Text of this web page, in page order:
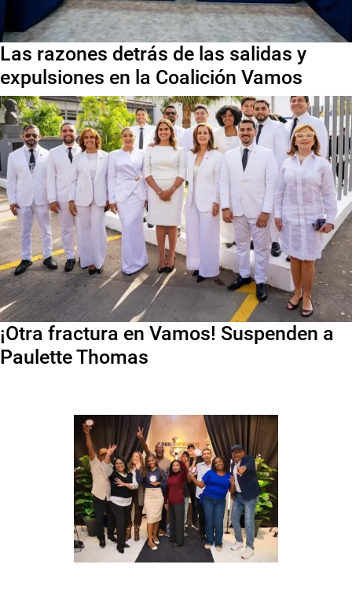
Las razones detrás de las salidas y
expulsiones en la Coalición Vamos
¡Otra fractura en Vamos! Suspenden a
Paulette Thomas